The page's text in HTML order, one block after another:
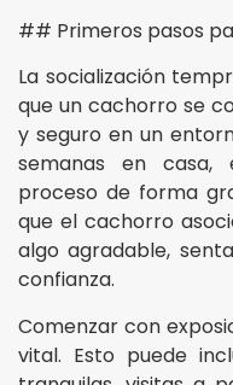
## Primeros pasos
La socialización
que un cachorro se
y seguro en un
semanas en casa,
proceso de forma
que el cachorro
algo agradable,
confianza.
Comenzar con
vital. Esto puede